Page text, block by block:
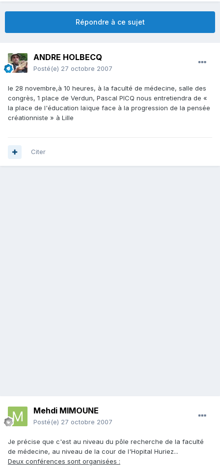
Répondre à ce sujet
ANDRE HOLBECQ
Posté(e) 27 octobre 2007
le 28 novembre,à 10 heures, à la faculté de médecine, salle des
congrès, 1 place de Verdun, Pascal PICQ nous entretiendra de «
la place de l'éducation laïque face à la progression de la pensée
créationniste » à Lille
Citer
Mehdi MIMOUNE
Posté(e) 27 octobre 2007
Je précise que c'est au niveau du pôle recherche de la faculté
de médecine, au niveau de la cour de l'Hopital Huriez...
Deux conférences sont organisées :